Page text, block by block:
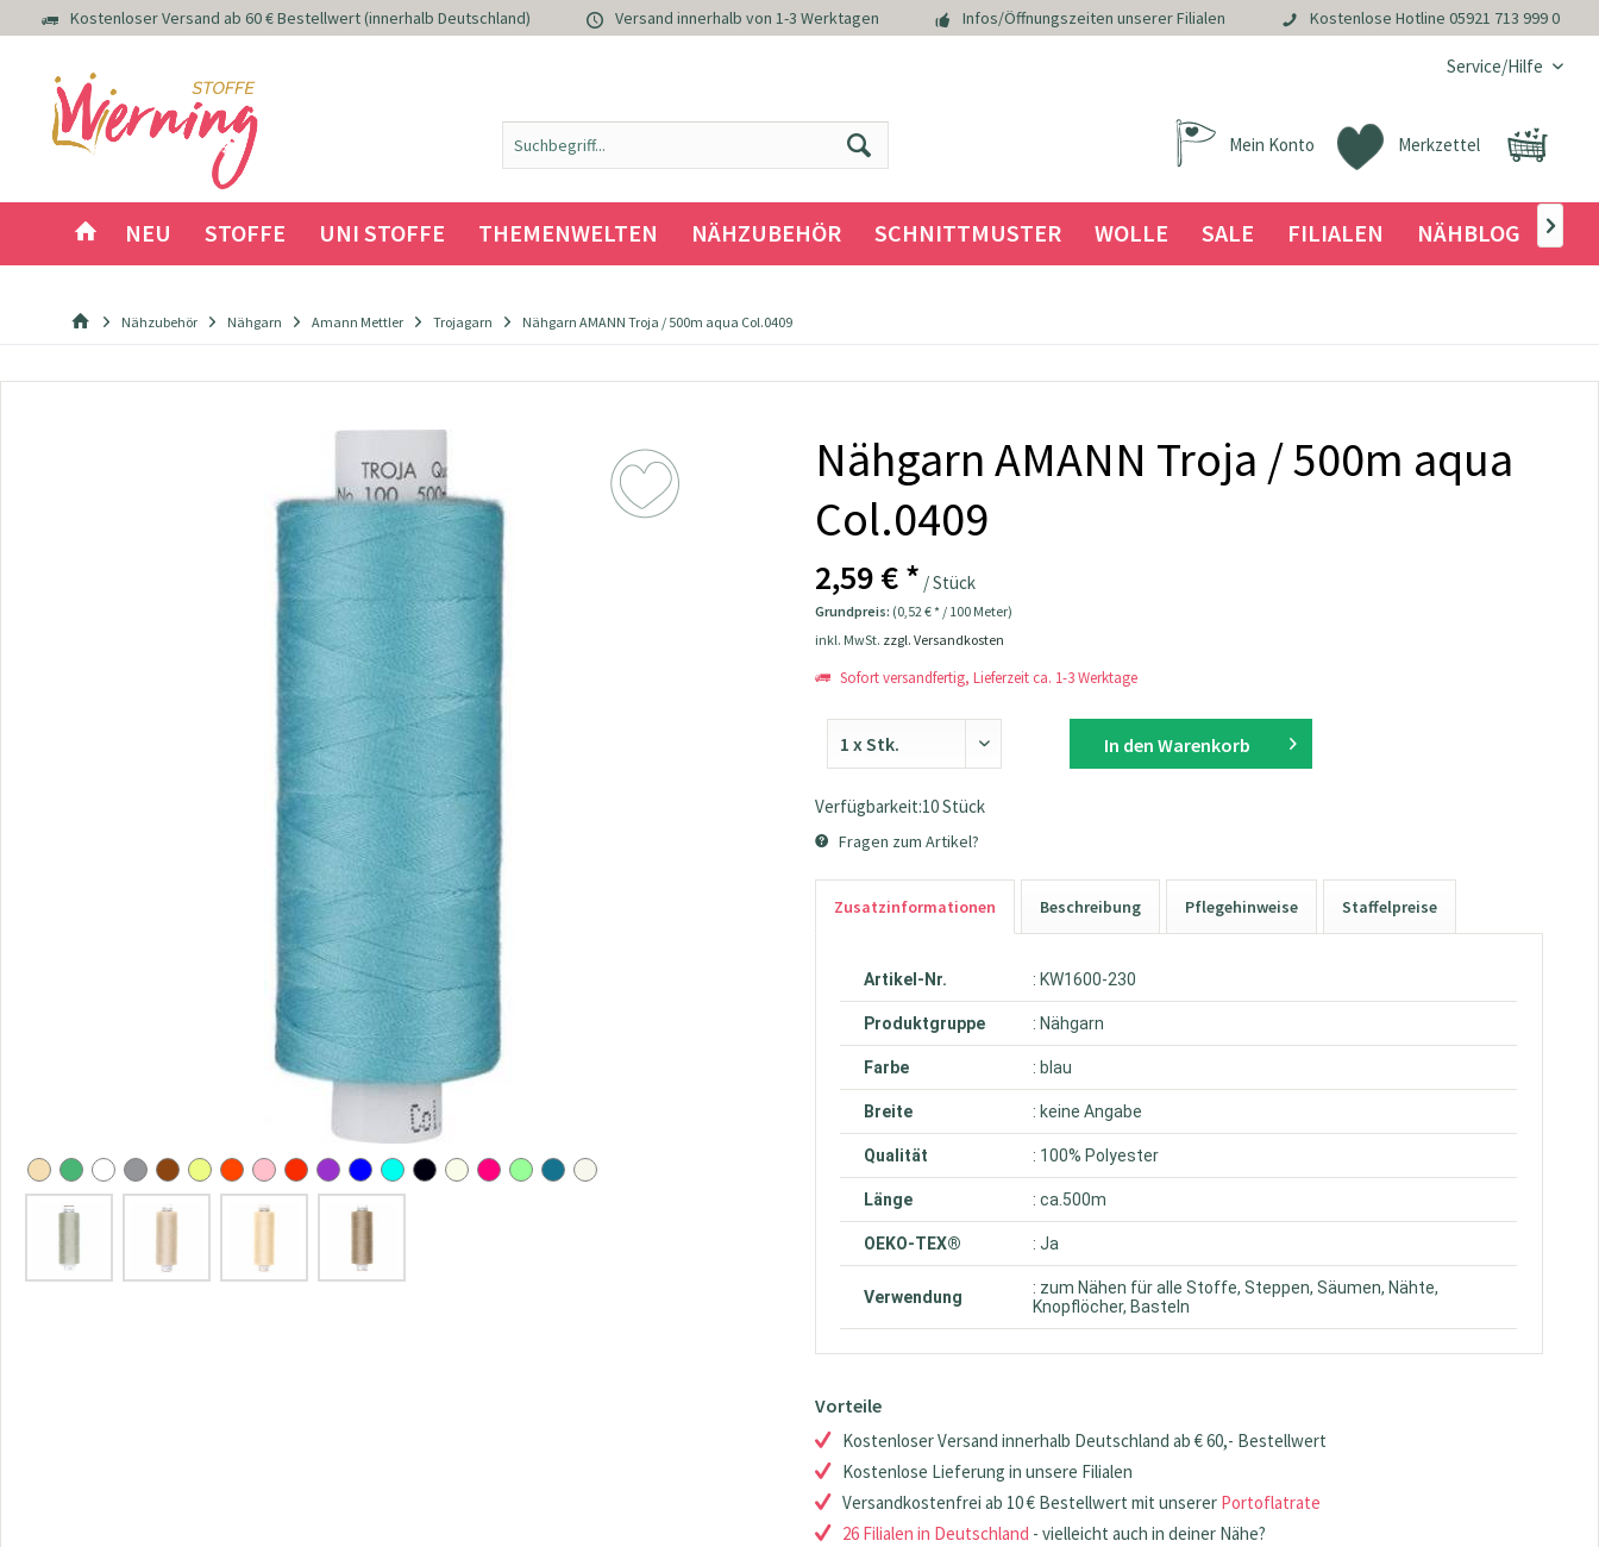
Kostenloser Versand ab 60 € Bestellwert (innerhalb Deutschland) Versand innerhalb von 1-3 Werktagen Infos/Öffnungszeiten unserer Filialen Kostenlose Hotline 05921 713 999 0
Service/Hilfe
Merkzettel
Mein Konto
NEU STOFFE UNI STOFFE THEMENWELTEN NÄHZUBEHÖR SCHNITTMUSTER WOLLE SALE FILIALEN NÄHBLOG 
Nähzubehör Nähgarn Amann Mettler Trojagarn Nähgarn AMANN Troja / 500m aqua Col.0409
Nähgarn AMANN Troja / 500m aqua
Col.0409
2,59 € * / Stück
Grundpreis: (0,52 € * / 100 Meter)
inkl. MwSt. zzgl. Versandkosten
Sofort versandfertig, Lieferzeit ca. 1-3 Werktage
In den Warenkorb
Verfügbarkeit:10 Stück
Fragen zum Artikel?
Zusatzinformationen Beschreibung Pflegehinweise Staffelpreise
Artikel-Nr. : KW1600-230
Produktgruppe : Nähgarn
Farbe : blau
Breite : keine Angabe
Qualität : 100% Polyester
Länge : ca.500m
OEKO-TEX® : Ja
Verwendung
: zum Nähen für alle Stoffe, Steppen, Säumen, Nähte,
Knopflöcher, Basteln
Vorteile
Kostenloser Versand innerhalb Deutschland ab € 60,- Bestellwert
Kostenlose Lieferung in unsere Filialen
Versandkostenfrei ab 10 € Bestellwert mit unserer Portoflatrate
26 Filialen in Deutschland - vielleicht auch in deiner Nähe?